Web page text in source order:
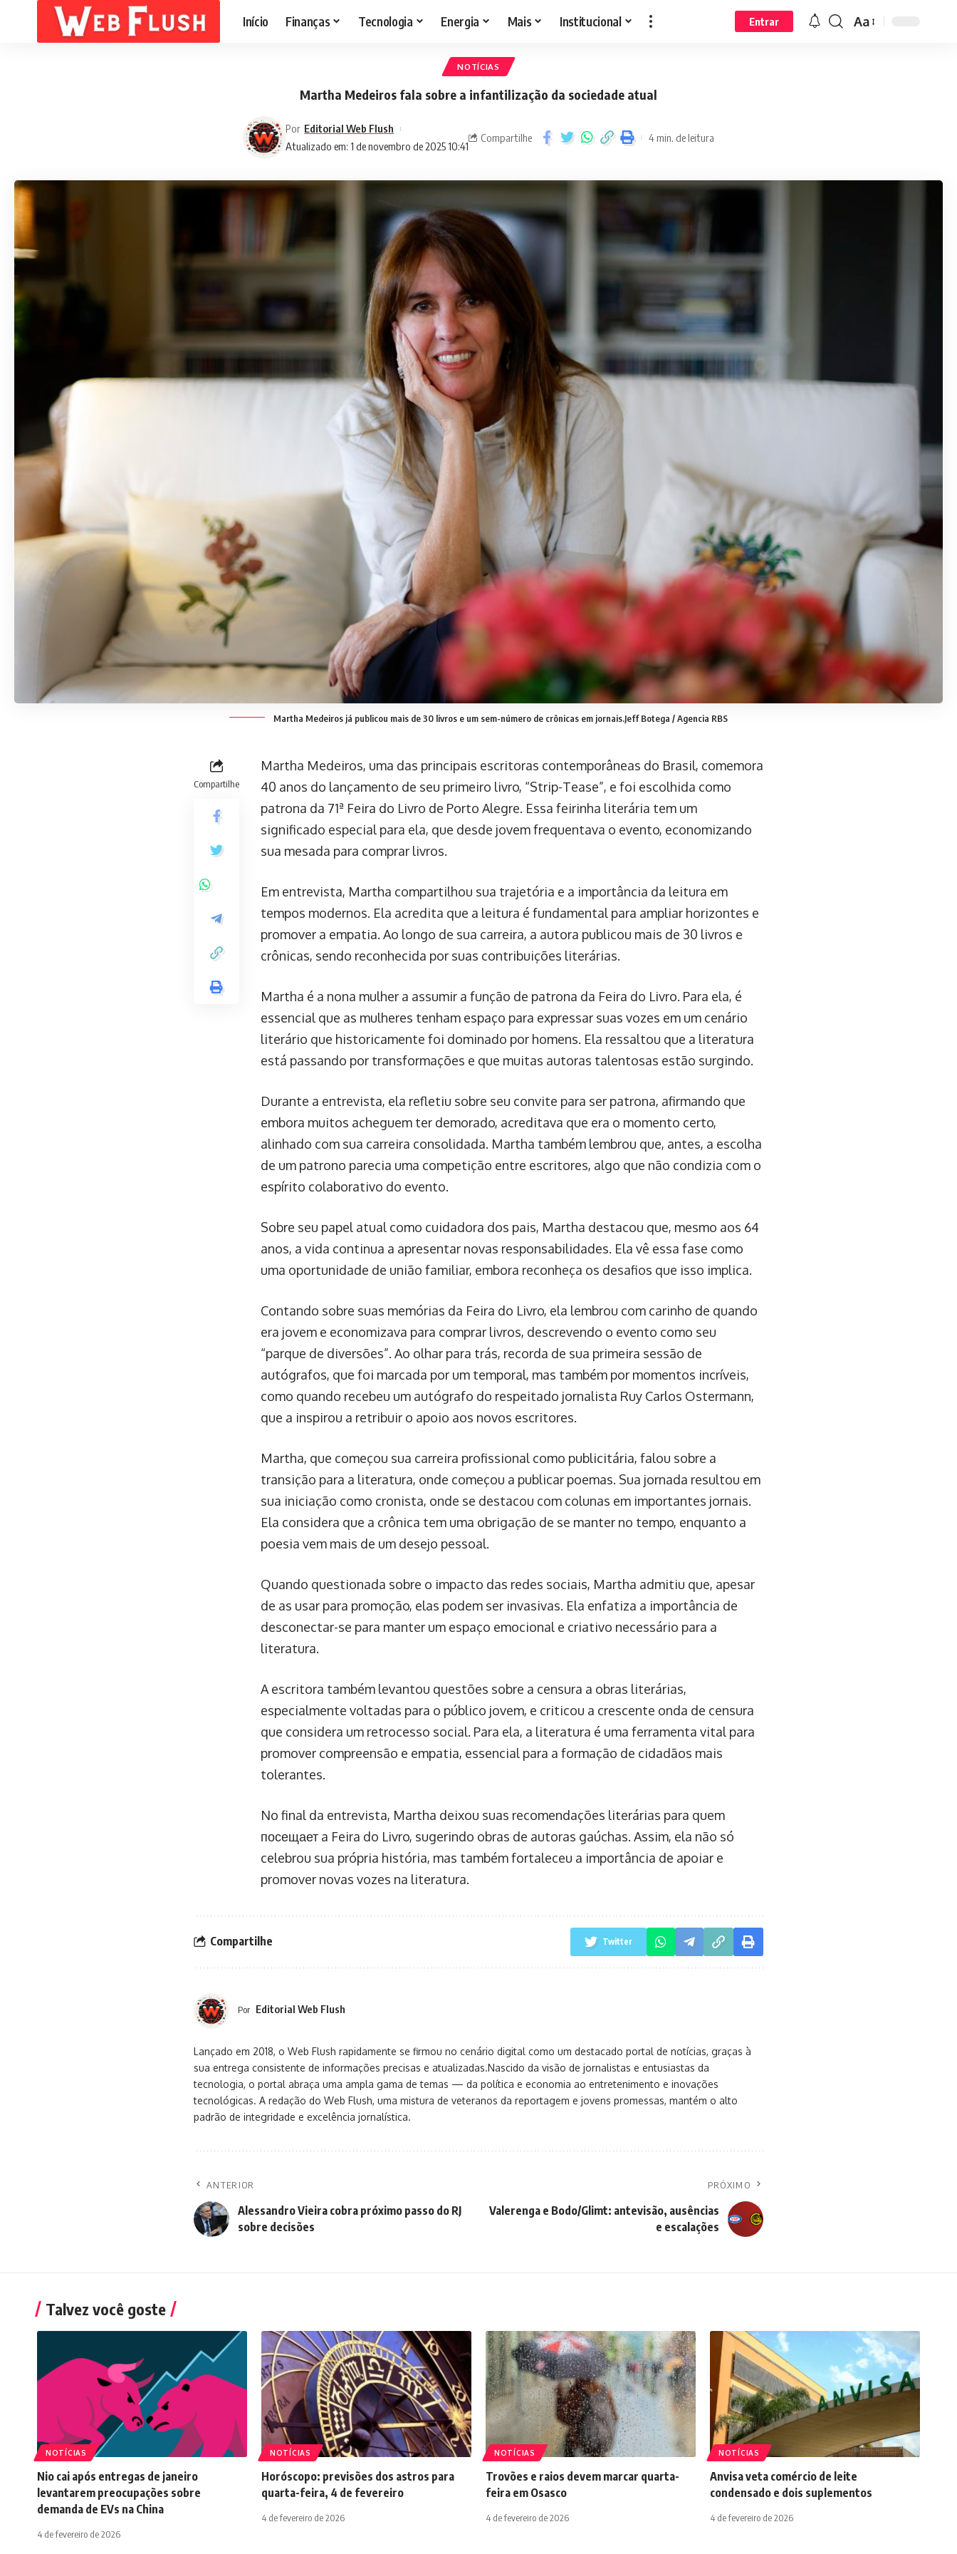
Início Finanças Tecnologia Energia Mais Institucional Entrar Aa
NOTÍCIAS
Martha Medeiros fala sobre a infantilização da sociedade atual
Atualizado em: 1 de novembro de 2025 10:41
Por Editorial Web Flush
Compartilhe 4 min. de leitura
Martha Medeiros já publicou mais de 30 livros e um sem-número de crônicas em jornais.Jeff Botega / Agencia RBS
Compartilhe
Martha Medeiros, uma das principais escritoras contemporâneas do Brasil, comemora
40 anos do lançamento de seu primeiro livro, “Strip-Tease”, e foi escolhida como
patrona da 71ª Feira do Livro de Porto Alegre. Essa feirinha literária tem um
significado especial para ela, que desde jovem frequentava o evento, economizando
sua mesada para comprar livros.
Em entrevista, Martha compartilhou sua trajetória e a importância da leitura em
tempos modernos. Ela acredita que a leitura é fundamental para ampliar horizontes e
promover a empatia. Ao longo de sua carreira, a autora publicou mais de 30 livros e
crônicas, sendo reconhecida por suas contribuições literárias.
Martha é a nona mulher a assumir a função de patrona da Feira do Livro. Para ela, é
essencial que as mulheres tenham espaço para expressar suas vozes em um cenário
literário que historicamente foi dominado por homens. Ela ressaltou que a literatura
está passando por transformações e que muitas autoras talentosas estão surgindo.
Durante a entrevista, ela refletiu sobre seu convite para ser patrona, afirmando que
embora muitos acheguem ter demorado, acreditava que era o momento certo,
alinhado com sua carreira consolidada. Martha também lembrou que, antes, a escolha
de um patrono parecia uma competição entre escritores, algo que não condizia com o
espírito colaborativo do evento.
Sobre seu papel atual como cuidadora dos pais, Martha destacou que, mesmo aos 64
anos, a vida continua a apresentar novas responsabilidades. Ela vê essa fase como
uma oportunidade de união familiar, embora reconheça os desafios que isso implica.
Contando sobre suas memórias da Feira do Livro, ela lembrou com carinho de quando
era jovem e economizava para comprar livros, descrevendo o evento como seu
“parque de diversões”. Ao olhar para trás, recorda de sua primeira sessão de
autógrafos, que foi marcada por um temporal, mas também por momentos incríveis,
como quando recebeu um autógrafo do respeitado jornalista Ruy Carlos Ostermann,
que a inspirou a retribuir o apoio aos novos escritores.
Martha, que começou sua carreira profissional como publicitária, falou sobre a
transição para a literatura, onde começou a publicar poemas. Sua jornada resultou em
sua iniciação como cronista, onde se destacou com colunas em importantes jornais.
Ela considera que a crônica tem uma obrigação de se manter no tempo, enquanto a
poesia vem mais de um desejo pessoal.
Quando questionada sobre o impacto das redes sociais, Martha admitiu que, apesar
de as usar para promoção, elas podem ser invasivas. Ela enfatiza a importância de
desconectar-se para manter um espaço emocional e criativo necessário para a
literatura.
A escritora também levantou questões sobre a censura a obras literárias,
especialmente voltadas para o público jovem, e criticou a crescente onda de censura
que considera um retrocesso social. Para ela, a literatura é uma ferramenta vital para
promover compreensão e empatia, essencial para a formação de cidadãos mais
tolerantes.
No final da entrevista, Martha deixou suas recomendações literárias para quem
посещает a Feira do Livro, sugerindo obras de autoras gaúchas. Assim, ela não só
celebrou sua própria história, mas também fortaleceu a importância de apoiar e
promover novas vozes na literatura.
Compartilhe Twitter
Por Editorial Web Flush
Lançado em 2018, o Web Flush rapidamente se firmou no cenário digital como um destacado portal de notícias, graças à
sua entrega consistente de informações precisas e atualizadas.Nascido da visão de jornalistas e entusiastas da
tecnologia, o portal abraça uma ampla gama de temas — da política e economia ao entretenimento e inovações
tecnológicas. A redação do Web Flush, uma mistura de veteranos da reportagem e jovens promessas, mantém o alto
padrão de integridade e excelência jornalística.
ANTERIOR
Alessandro Vieira cobra próximo passo do RJ
sobre decisões
PRÓXIMO
Valerenga e Bodo/Glimt: antevisão, ausências
e escalações
Talvez você goste
NOTÍCIAS
Nio cai após entregas de janeiro
levantarem preocupações sobre
demanda de EVs na China
4 de fevereiro de 2026
NOTÍCIAS
Horóscopo: previsões dos astros para
quarta-feira, 4 de fevereiro
4 de fevereiro de 2026
NOTÍCIAS
Trovões e raios devem marcar quarta-
feira em Osasco
4 de fevereiro de 2026
NOTÍCIAS
Anvisa veta comércio de leite
condensado e dois suplementos
4 de fevereiro de 2026